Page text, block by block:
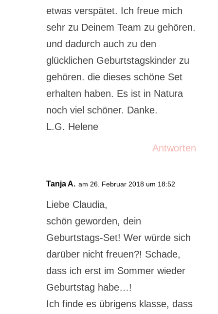
etwas verspätet. Ich freue mich
sehr zu Deinem Team zu gehören.
und dadurch auch zu den
glücklichen Geburtstagskinder zu
gehören. die dieses schöne Set
erhalten haben. Es ist in Natura
noch viel schöner. Danke.
L.G. Helene
Antworten
Tanja A. am 26. Februar 2018 um 18:52
Liebe Claudia,
schön geworden, dein
Geburtstags-Set! Wer würde sich
darüber nicht freuen?! Schade,
dass ich erst im Sommer wieder
Geburtstag habe…!
Ich finde es übrigens klasse, dass